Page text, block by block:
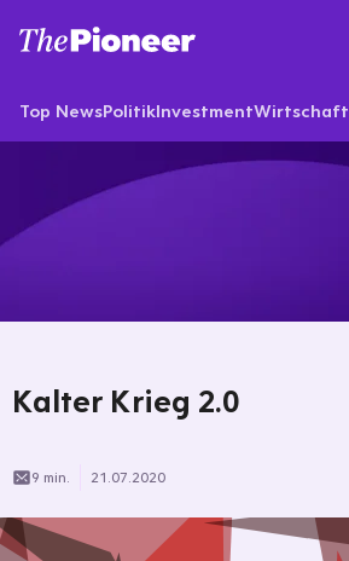
Top NewsPolitikInvestmentWirtschaft
Kalter Krieg 2.0
9 min. 21.07.2020